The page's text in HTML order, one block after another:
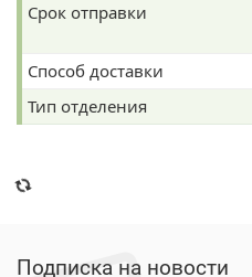
Срок отправки
Способ доставки
Тип отделения
Подписка на новости